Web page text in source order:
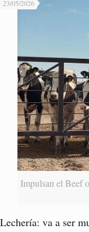
Impulsan el Beef
23/05/2026
Lechería: va a ser